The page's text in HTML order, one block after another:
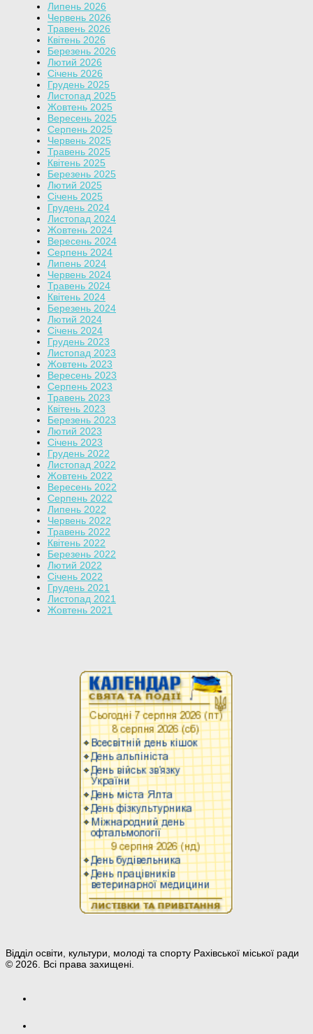
Липень 2026
Червень 2026
Травень 2026
Квітень 2026
Березень 2026
Лютий 2026
Січень 2026
Грудень 2025
Листопад 2025
Жовтень 2025
Вересень 2025
Серпень 2025
Червень 2025
Травень 2025
Квітень 2025
Березень 2025
Лютий 2025
Січень 2025
Грудень 2024
Листопад 2024
Жовтень 2024
Вересень 2024
Серпень 2024
Липень 2024
Червень 2024
Травень 2024
Квітень 2024
Березень 2024
Лютий 2024
Січень 2024
Грудень 2023
Листопад 2023
Жовтень 2023
Вересень 2023
Серпень 2023
Травень 2023
Квітень 2023
Березень 2023
Лютий 2023
Січень 2023
Грудень 2022
Листопад 2022
Жовтень 2022
Вересень 2022
Серпень 2022
Липень 2022
Червень 2022
Травень 2022
Квітень 2022
Березень 2022
Лютий 2022
Січень 2022
Грудень 2021
Листопад 2021
Жовтень 2021
Відділ освіти, культури, молоді та спорту Рахівської міської ради
© 2026. Всі права захищені.